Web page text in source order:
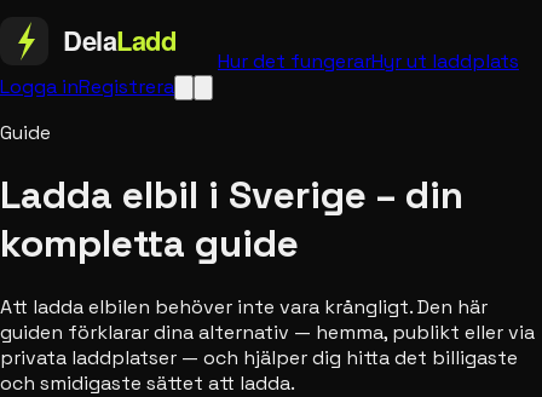
Hur det fungerarHyr ut laddplats
Logga inRegistrera
Guide
Ladda elbil i Sverige – din
kompletta guide
Att ladda elbilen behöver inte vara krångligt. Den här
guiden förklarar dina alternativ — hemma, publikt eller via
privata laddplatser — och hjälper dig hitta det billigaste
och smidigaste sättet att ladda.